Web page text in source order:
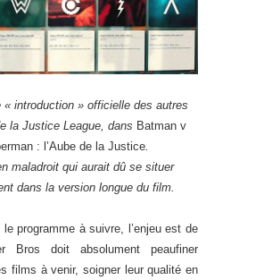
« introduction » officielle des autres
la Justice League, dans Batman v
: l’Aube de la Justice.
maladroit qui aurait dû se situer
dans la version longue du film.
programme à suivre, l’enjeu est de
Bros doit absolument peaufiner
films à venir, soigner leur qualité en